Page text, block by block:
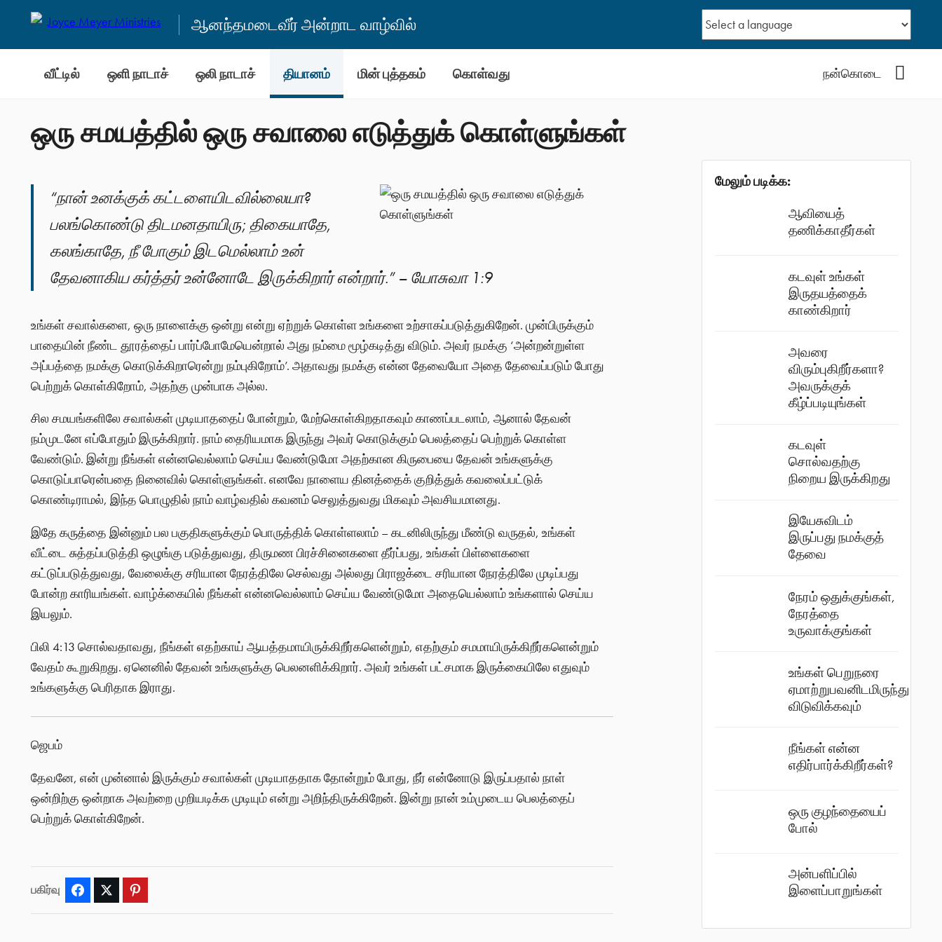
ஆனந்தமடைவீர் அன்றாட வாழ்வில்
வீட்டில் ஒளி நாடாச் ஒலி நாடாச் தியானம் மின் புத்தகம் கொள்வது நன்கொடை
ஒரு சமயத்தில் ஒரு சவாலை எடுத்துக் கொள்ளுங்கள்
“நான் உனக்குக் கட்டளையிடவில்லையா?
பலங்கொண்டு திடமனதாயிரு; திகையாதே,
கலங்காதே, நீ போகும் இடமெல்லாம் உன்
தேவனாகிய கர்த்தர் உன்னோடே இருக்கிறார் என்றார்.” – யோசுவா 1:9
உங்கள் சவால்களை, ஒரு நாளைக்கு ஒன்று என்று ஏற்றுக் கொள்ள உங்களை உற்சாகப்படுத்துகிறேன். முன்பிருக்கும்
பாதையின் நீண்ட தூரத்தைப் பார்ப்போமேயென்றால் அது நம்மை மூழ்கடித்து விடும். அவர் நமக்கு ‘அன்றன்றுள்ள
அப்பத்தை நமக்கு கொடுக்கிறாரென்று நம்புகிறோம்’. அதாவது நமக்கு என்ன தேவையோ அதை தேவைப்படும் போது
பெற்றுக் கொள்கிறோம், அதற்கு முன்பாக அல்ல.
சில சமயங்களிலே சவால்கள் முடியாததைப் போன்றும், மேற்கொள்கிறதாகவும் காணப்படலாம், ஆனால் தேவன்
நம்முடனே எப்போதும் இருக்கிறார். நாம் தைரியமாக இருந்து அவர் கொடுக்கும் பெலத்தைப் பெற்றுக் கொள்ள
வேண்டும். இன்று நீங்கள் என்னவெல்லாம் செய்ய வேண்டுமோ அதற்கான கிருபையை தேவன் உங்களுக்கு
கொடுப்பாரென்பதை நினைவில் கொள்ளுங்கள். எனவே நாளைய தினத்தைக் குறித்துக் கவலைப்பட்டுக்
கொண்டிராமல், இந்த பொழுதில் நாம் வாழ்வதில் கவனம் செலுத்துவது மிகவும் அவசியமானது.
இதே கருத்தை இன்னும் பல பகுதிகளுக்கும் பொருத்திக் கொள்ளலாம் – கடனிலிருந்து மீண்டு வருதல், உங்கள்
வீட்டை சுத்தப்படுத்தி ஒழுங்கு படுத்துவது, திருமண பிரச்சினைகளை தீர்ப்பது, உங்கள் பிள்ளைகளை
கட்டுப்படுத்துவது, வேலைக்கு சரியான நேரத்திலே செல்வது அல்லது பிராஜக்டை சரியான நேரத்திலே முடிப்பது
போன்ற காரியங்கள். வாழ்க்கையில் நீங்கள் என்னவெல்லாம் செய்ய வேண்டுமோ அதையெல்லாம் உங்களால் செய்ய
இயலும்.
பிலி 4:13 சொல்வதாவது, நீங்கள் எதற்காய் ஆயத்தமாயிருக்கிறீர்களென்றும், எதற்கும் சமமாயிருக்கிறீர்களென்றும்
வேதம் கூறுகிறது. ஏனெனில் தேவன் உங்களுக்கு பெலனளிக்கிறார். அவர் உங்கள் பட்சமாக இருக்கையிலே எதுவும்
உங்களுக்கு பெரிதாக இராது.
ஜெபம்
தேவனே, என் முன்னால் இருக்கும் சவால்கள் முடியாததாக தோன்றும் போது, நீர் என்னோடு இருப்பதால் நாள்
ஒன்றிற்கு ஒன்றாக அவற்றை முறியடிக்க முடியும் என்று அறிந்திருக்கிறேன். இன்று நான் உம்முடைய பெலத்தைப்
பெற்றுக் கொள்கிறேன்.
பகிர்வு Facebook Twitter
மேலும் படிக்க:
ஆவியைத்
தணிக்காதீர்கள்
கடவுள் உங்கள்
இருதயத்தைக்
காண்கிறார்
அவரை
விரும்புகிறீர்களா?
அவருக்குக்
கீழ்ப்படியுங்கள்
கடவுள்
சொல்வதற்கு
நிறைய இருக்கிறது
இயேசுவிடம்
இருப்பது நமக்குத்
தேவை
நேரம் ஒதுக்குங்கள்,
நேரத்தை
உருவாக்குங்கள்
உங்கள் பெறுநரை
ஏமாற்றுபவனிடமிருந்து
விடுவிக்கவும்
நீங்கள் என்ன
எதிர்பார்க்கிறீர்கள்?
ஒரு குழந்தையைப்
போல்
அன்பளிப்பில்
இளைப்பாறுங்கள்